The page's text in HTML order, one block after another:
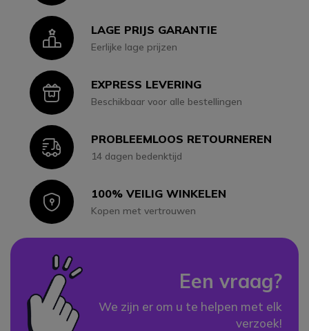
IconLAGE PRIJS GARANTIE
Eerlijke lage prijzen
IconEXPRESS LEVERING
Beschikbaar voor alle bestellingen
IconPROBLEEMLOOS RETOURNEREN
14 dagen bedenktijd
Icon100% VEILIG WINKELEN
Kopen met vertrouwen
Een vraag?
We zijn er om u te helpen met elk
verzoek!